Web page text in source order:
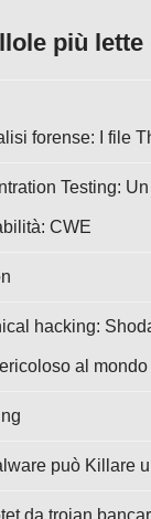
più lette
forense: I file
Testing:
CWE
hacking:
al mondo
può Killare
da trojan